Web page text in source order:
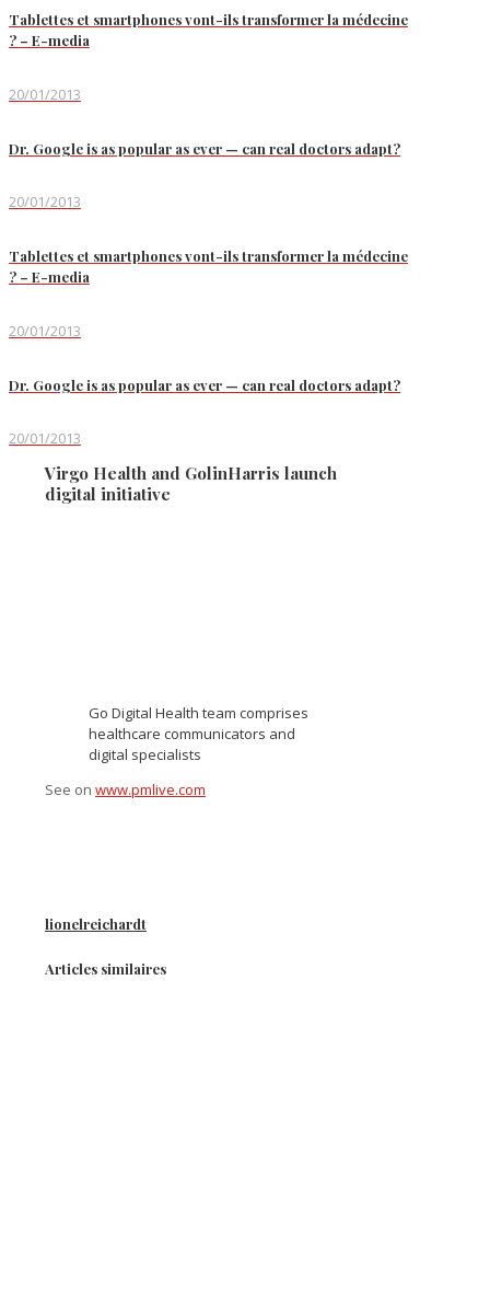
Tablettes et smartphones vont-ils transformer la médecine
? – E-media
20/01/2013
Dr. Google is as popular as ever — can real doctors adapt?
20/01/2013
Tablettes et smartphones vont-ils transformer la médecine
? – E-media
20/01/2013
Dr. Google is as popular as ever — can real doctors adapt?
20/01/2013
Virgo Health and GolinHarris launch
digital initiative
Go Digital Health team comprises
healthcare communicators and
digital specialists
See on www.pmlive.com
lionelreichardt
Articles similaires